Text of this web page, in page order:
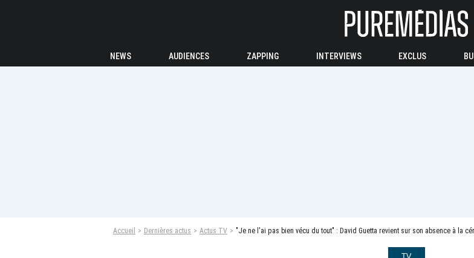
NEWS AUDIENCES ZAPPING INTERVIEWS EXCLUS
Accueil Dernières actus Actus TV "Je ne l'ai pas bien vécu du tout" : David Guetta revient sur son absence à la